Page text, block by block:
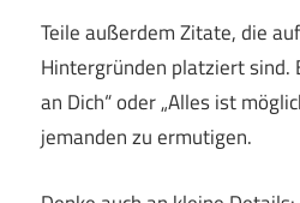
Teile außerdem Zitate, die
Hintergründen platziert sind.
an Dich“ oder „Alles ist
jemanden zu ermutigen.